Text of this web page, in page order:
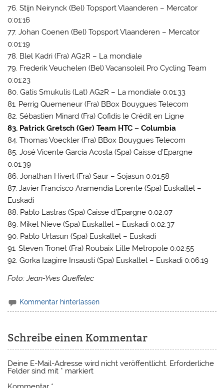
76. Stijn Neirynck (Bel) Topsport Vlaanderen – Mercator
0:01:16
77. Johan Coenen (Bel) Topsport Vlaanderen – Mercator
0:01:19
78. Blel Kadri (Fra) AG2R – La mondiale
79. Frederik Veuchelen (Bel) Vacansoleil Pro Cycling Team
0:01:23
80. Gatis Smukulis (Lat) AG2R – La mondiale 0:01:33
81. Perrig Quemeneur (Fra) BBox Bouygues Telecom
82. Sébastien Minard (Fra) Cofidis le Crédit en Ligne
83. Patrick Gretsch (Ger) Team HTC – Columbia
84. Thomas Voeckler (Fra) BBox Bouygues Telecom
85. José Vicente Garcia Acosta (Spa) Caisse d’Epargne
0:01:39
86. Jonathan Hivert (Fra) Saur – Sojasun 0:01:58
87. Javier Francisco Aramendia Lorente (Spa) Euskaltel –
Euskadi
88. Pablo Lastras (Spa) Caisse d’Epargne 0:02:07
89. Mikel Nieve (Spa) Euskaltel – Euskadi 0:02:37
90. Pablo Urtasun (Spa) Euskaltel – Euskadi
91. Steven Tronet (Fra) Roubaix Lille Metropole 0:02:55
92. Gorka Izagirre Insausti (Spa) Euskaltel – Euskadi 0:06:19
Foto: Jean-Yves Queffelec
Kommentar hinterlassen
Schreibe einen Kommentar
Deine E-Mail-Adresse wird nicht veröffentlicht. Erforderliche
Felder sind mit * markiert